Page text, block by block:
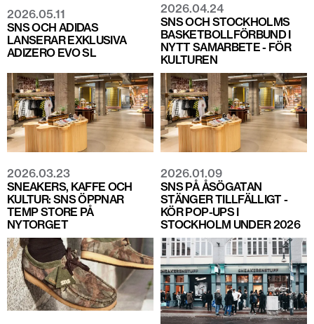
2026.05.11
SNS OCH ADIDAS
LANSERAR EXKLUSIVA
ADIZERO EVO SL
2026.04.24
SNS OCH STOCKHOLMS
BASKETBOLLFÖRBUND I
NYTT SAMARBETE - FÖR
KULTUREN
2026.03.23
SNEAKERS, KAFFE OCH
KULTUR: SNS ÖPPNAR
TEMP STORE PÅ
NYTORGET
2026.01.09
SNS PÅ ÅSÖGATAN
STÄNGER TILLFÄLLIGT -
KÖR POP-UPS I
STOCKHOLM UNDER 2026